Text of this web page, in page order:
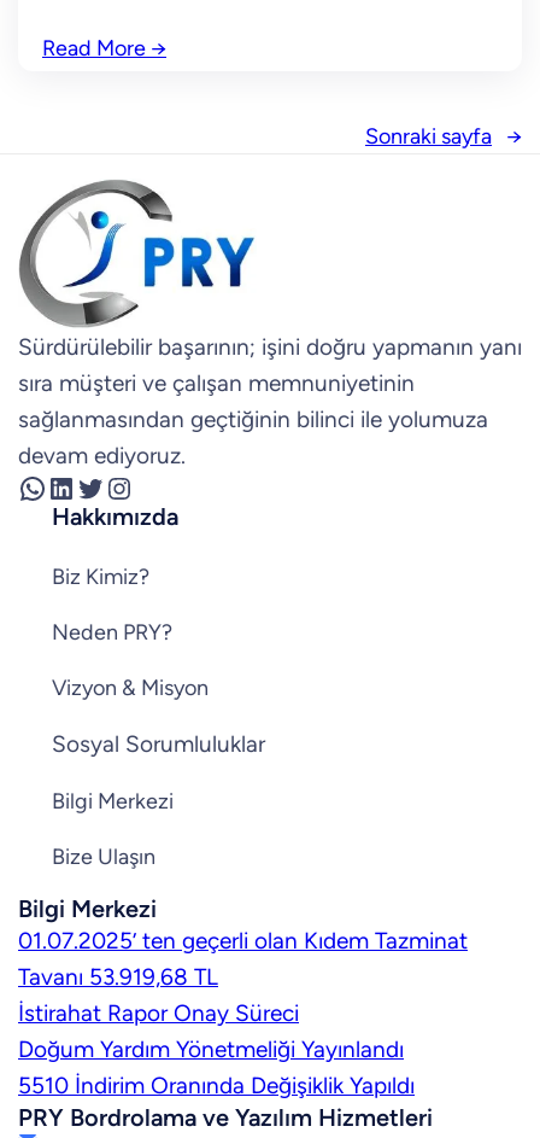
Read More →
Sonraki sayfa →
Sürdürülebilir başarının; işini doğru yapmanın yanı
sıra müşteri ve çalışan memnuniyetinin
sağlanmasından geçtiğinin bilinci ile yolumuza
devam ediyoruz.
WhatsApp LinkedIn Twitter Instagram
Hakkımızda
Biz Kimiz?
Neden PRY?
Vizyon & Misyon
Sosyal Sorumluluklar
Bilgi Merkezi
Bize Ulaşın
Bilgi Merkezi
01.07.2025’ ten geçerli olan Kıdem Tazminat
Tavanı 53.919,68 TL
İstirahat Rapor Onay Süreci
Doğum Yardım Yönetmeliği Yayınlandı
5510 İndirim Oranında Değişiklik Yapıldı
PRY Bordrolama ve Yazılım Hizmetleri